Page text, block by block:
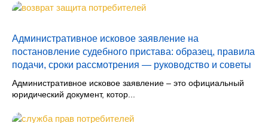
Административное исковое заявление на
постановление судебного пристава: образец, правила
подачи, сроки рассмотрения — руководство и советы
Административное исковое заявление – это официальный
юридический документ, котор...